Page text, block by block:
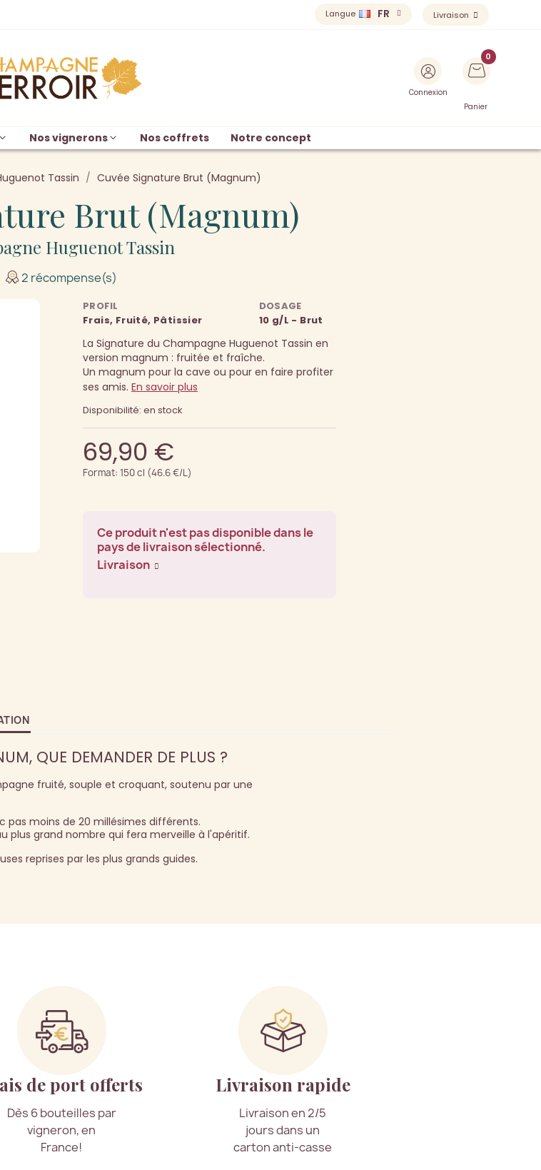
Langue FR Livraison
Connexion
Panier
Nos vignerons Nos coffrets Notre concept
Tassin Cuvée Signature Brut (Magnum)
Brut (Magnum)
Huguenot Tassin
2 récompense(s)
PROFIL
Frais, Fruité, Pâtissier
DOSAGE
10 g/L - Brut
La Signature du Champagne Huguenot Tassin en
version magnum : fruitée et fraîche.
Un magnum pour la cave ou pour en faire profiter
ses amis. En savoir plus
Disponibilité: en stock
69,90 €
Format: 150 cl (46.6 €/L)
Ce produit n'est pas disponible dans le
pays de livraison sélectionné.
Livraison
QUE DEMANDER DE PLUS ?
fruité, souple et croquant, soutenu par une
pas moins de 20 millésimes différents.
plus grand nombre qui fera merveille à l'apéritif.
reprises par les plus grands guides.
de port offerts
Dès 6 bouteilles par
vigneron, en
France!
Livraison rapide
Livraison en 2/5
jours dans un
carton anti-casse